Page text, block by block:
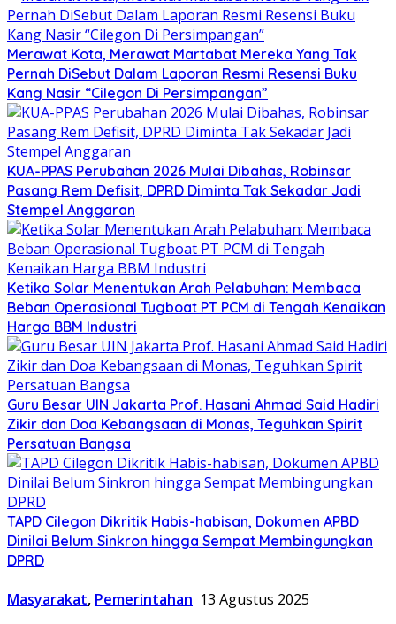
Merawat Kota, Merawat Martabat Mereka Yang Tak
Pernah DiSebut Dalam Laporan Resmi Resensi Buku
Kang Nasir “Cilegon Di Persimpangan”
KUA-PPAS Perubahan 2026 Mulai Dibahas, Robinsar
Pasang Rem Defisit, DPRD Diminta Tak Sekadar Jadi
Stempel Anggaran
Ketika Solar Menentukan Arah Pelabuhan: Membaca
Beban Operasional Tugboat PT PCM di Tengah Kenaikan
Harga BBM Industri
Guru Besar UIN Jakarta Prof. Hasani Ahmad Said Hadiri
Zikir dan Doa Kebangsaan di Monas, Teguhkan Spirit
Persatuan Bangsa
TAPD Cilegon Dikritik Habis-habisan, Dokumen APBD
Dinilai Belum Sinkron hingga Sempat Membingungkan
DPRD
Masyarakat, Pemerintahan 13 Agustus 2025